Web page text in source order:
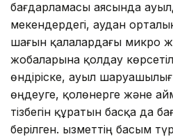
бағдарламасы аясында
мекендердегі, аудан
шағын қалалардағы микро
жобаларына қолдау
өндіріске, ауыл
өңдеуге, қолөнерге және
тізбегін құратын басқа да
берілген. Қызметтің басым